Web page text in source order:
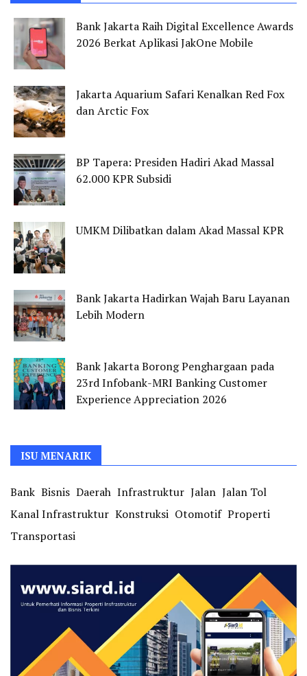
Bank Jakarta Raih Digital Excellence Awards
2026 Berkat Aplikasi JakOne Mobile
Jakarta Aquarium Safari Kenalkan Red Fox
dan Arctic Fox
BP Tapera: Presiden Hadiri Akad Massal
62.000 KPR Subsidi
UMKM Dilibatkan dalam Akad Massal KPR
Bank Jakarta Hadirkan Wajah Baru Layanan
Lebih Modern
Bank Jakarta Borong Penghargaan pada
23rd Infobank-MRI Banking Customer
Experience Appreciation 2026
ISU MENARIK
Bank Bisnis Daerah Infrastruktur Jalan Jalan Tol
Kanal Infrastruktur Konstruksi Otomotif Properti
Transportasi